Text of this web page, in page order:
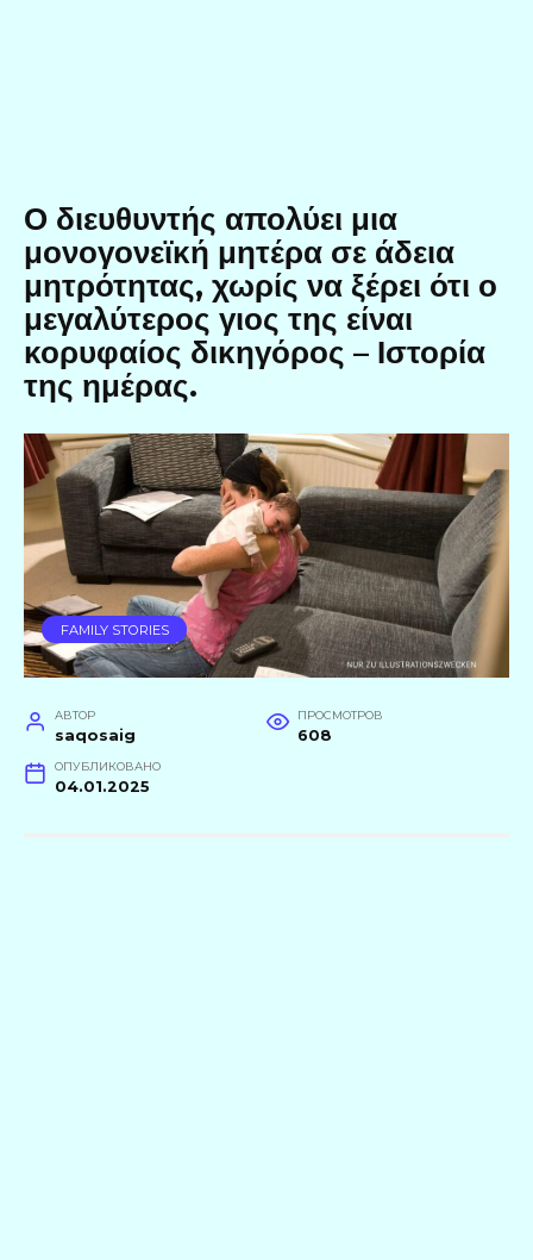
Ο διευθυντής απολύει μια
μονογονεϊκή μητέρα σε άδεια
μητρότητας, χωρίς να ξέρει ότι ο
μεγαλύτερος γιος της είναι
κορυφαίος δικηγόρος – Ιστορία
της ημέρας.
FAMILY STORIES
АВТОР
saqosaig
ПРОСМОТРОВ
608
ОПУБЛИКОВАНО
04.01.2025